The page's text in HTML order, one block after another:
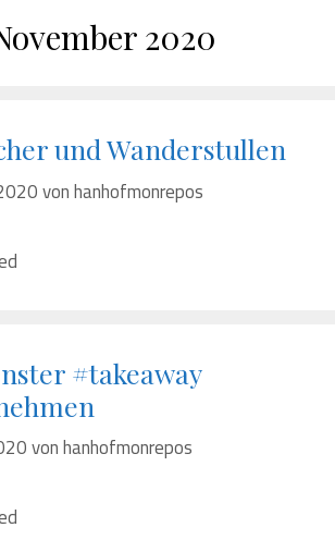
2020
und Wanderstullen
vonhanhofmonrepos
#takeaway
vonhanhofmonrepos